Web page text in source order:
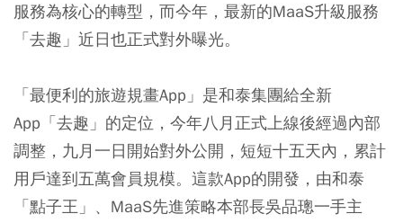
服務為核心的轉型，而今年，最新的MaaS升級服務
「去趣」近日也正式對外曝光。
「最便利的旅遊規畫App」是和泰集團給全新
App「去趣」的定位，今年八月正式上線後經過內部
調整，九月一日開始對外公開，短短十五天內，累計
用戶達到五萬會員規模。這款App的開發，由和泰
「點子王」、MaaS先進策略本部長吳品璁一手主